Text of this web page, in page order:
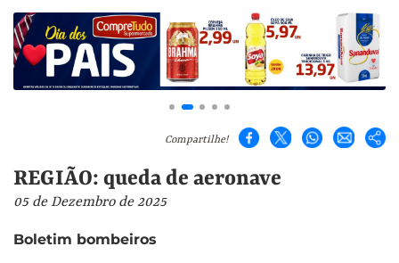
Compartilhe!
REGIÃO: queda de aeronave
05 de Dezembro de 2025
Boletim bombeiros